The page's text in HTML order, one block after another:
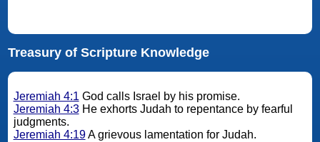
Treasury of Scripture Knowledge
Jeremiah 4:1 God calls Israel by his promise.
Jeremiah 4:3He exhorts Judah to repentance by fearful
judgments.
Jeremiah 4:19A grievous lamentation for Judah.